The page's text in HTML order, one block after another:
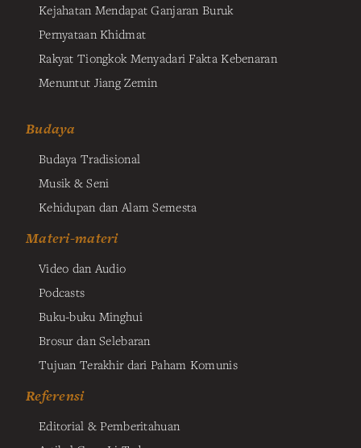
Kejahatan Mendapat Ganjaran Buruk
Pernyataan Khidmat
Rakyat Tiongkok Menyadari Fakta Kebenaran
Menuntut Jiang Zemin
Budaya
Budaya Tradisional
Musik & Seni
Kehidupan dan Alam Semesta
Materi-materi
Video dan Audio
Podcasts
Buku-buku Minghui
Brosur dan Selebaran
Tujuan Terakhir dari Paham Komunis
Referensi
Editorial & Pemberitahuan